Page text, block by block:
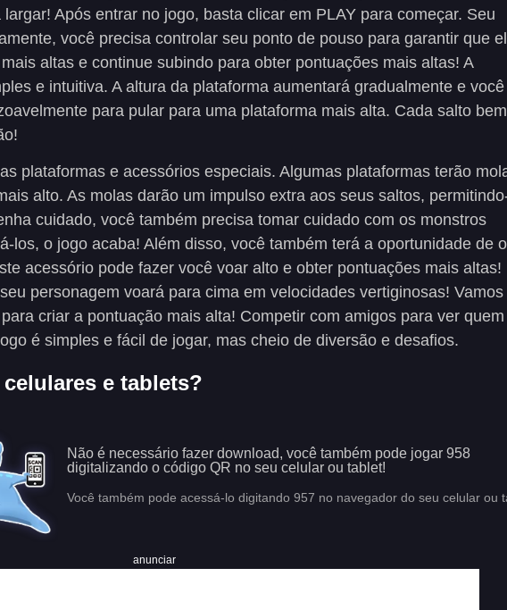
Após entrar no jogo, basta clicar em PLAY para começar. Seu
você precisa controlar seu ponto de pouso para garantir que
altas e continue subindo para obter pontuações mais altas! A
e intuitiva. A altura da plataforma aumentará gradualmente e você
para pular para uma plataforma mais alta. Cada salto
plataformas e acessórios especiais. Algumas plataformas terão
alto. As molas darão um impulso extra aos seus saltos,
cuidado, você também precisa tomar cuidado com os monstros
los, o jogo acaba! Além disso, você também terá a oportunidade de
acessório pode fazer você voar alto e obter pontuações mais altas!
personagem voará para cima em velocidades vertiginosas! Vamos
criar a pontuação mais alta! Competir com amigos para ver quem
é simples e fácil de jogar, mas cheio de diversão e desafios.
e tablets?
Não é necessário fazer download, você também pode jogar 958
digitalizando o código QR no seu celular ou tablet!
Você também pode acessá-lo digitando 957 no navegador do seu celular ou
anunciar